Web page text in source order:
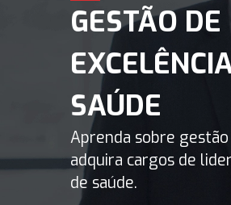
GESTÃO DE
SAÚDE
Aprenda sobre
adquira cargos de
de saúde.